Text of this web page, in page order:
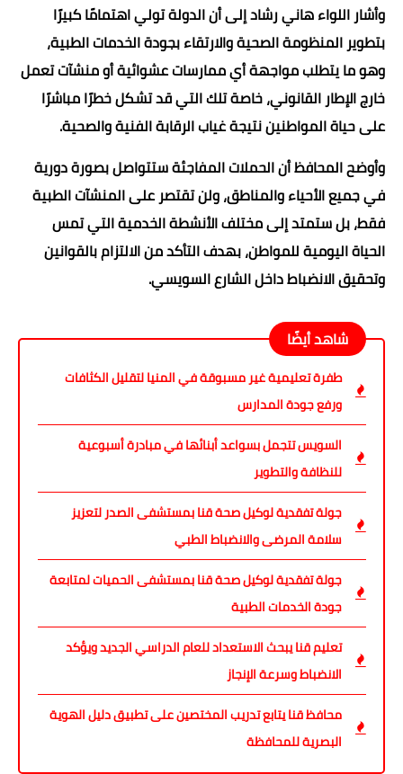
وأشار اللواء هاني رشاد إلى أن الدولة تولي اهتمامًا كبيرًا
بتطوير المنظومة الصحية والارتقاء بجودة الخدمات الطبية،
وهو ما يتطلب مواجهة أي ممارسات عشوائية أو منشآت تعمل
خارج الإطار القانوني، خاصة تلك التي قد تشكل خطرًا مباشرًا
على حياة المواطنين نتيجة غياب الرقابة الفنية والصحية.
وأوضح المحافظ أن الحملات المفاجئة ستتواصل بصورة دورية
في جميع الأحياء والمناطق، ولن تقتصر على المنشآت الطبية
فقط، بل ستمتد إلى مختلف الأنشطة الخدمية التي تمس
الحياة اليومية للمواطن، بهدف التأكد من الالتزام بالقوانين
وتحقيق الانضباط داخل الشارع السويسي.
شاهد أيضًا
طفرة تعليمية غير مسبوقة في المنيا لتقليل الكثافات
ورفع جودة المدارس
السويس تتجمل بسواعد أبنائها في مبادرة أسبوعية
للنظافة والتطوير
جولة تفقدية لوكيل صحة قنا بمستشفى الصدر لتعزيز
سلامة المرضى والانضباط الطبي
جولة تفقدية لوكيل صحة قنا بمستشفى الحميات لمتابعة
جودة الخدمات الطبية
تعليم قنا يبحث الاستعداد للعام الدراسي الجديد ويؤكد
الانضباط وسرعة الإنجاز
محافظ قنا يتابع تدريب المختصين على تطبيق دليل الهوية
البصرية للمحافظة